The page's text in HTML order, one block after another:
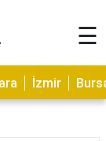
☰
İzmir